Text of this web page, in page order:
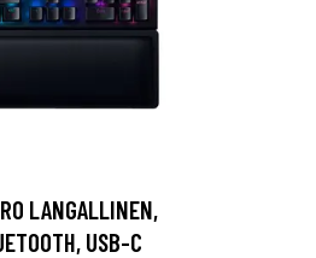
LANGALLINEN,
USB-C